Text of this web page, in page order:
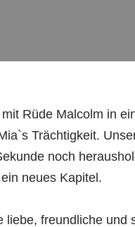
Rüde Malcolm in
Trächtigkeit.
noch
neues Kapitel.
liebe, freundliche und